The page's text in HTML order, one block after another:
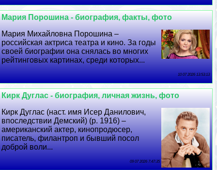
Мария Порошина - биография, факты, фото
Мария Михайловна Порошина –
российская актриса театра и кино. За годы
своей биографии она снялась во многих
рейтинговых картинах, среди которых...
10 07 2026 13:53:13
Кирк Дуглас - биография, личная жизнь, фото
Кирк Дуглас (наст. имя Исер Данилович,
впоследствии Демский) (р. 1916) –
американский актер, кинопродюсер,
писатель, филантроп и бывший посол
доброй воли...
09 07 2026 7:47:35